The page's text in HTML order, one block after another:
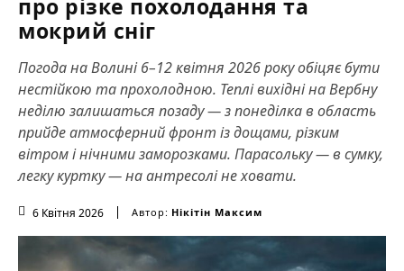
про різке похолодання та
мокрий сніг
Погода на Волині 6–12 квітня 2026 року обіцяє бути
нестійкою та прохолодною. Теплі вихідні на Вербну
неділю залишаться позаду — з понеділка в область
прийде атмосферний фронт із дощами, різким
вітром і нічними заморозками. Парасольку — в сумку,
легку куртку — на антресолі не ховати.
6 Квітня 2026 Автор: Нікітін Максим